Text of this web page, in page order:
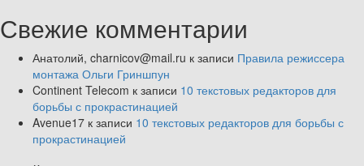
Свежие комментарии
Анатолий, charnicov@mail.ru к записи Правила режиссера
монтажа Ольги Гриншпун
Continent Telecom к записи 10 текстовых редакторов для
борьбы с прокрастинацией
Avenue17 к записи 10 текстовых редакторов для борьбы с
прокрастинацией